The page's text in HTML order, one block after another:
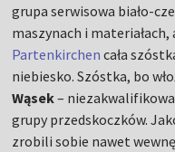
grupa serwisowa biało-
maszynach i
Partenkirchen cała
niebiesko. Szóstka, bo
Wąsek–
grupy przedskoczków.
zrobili sobie nawet